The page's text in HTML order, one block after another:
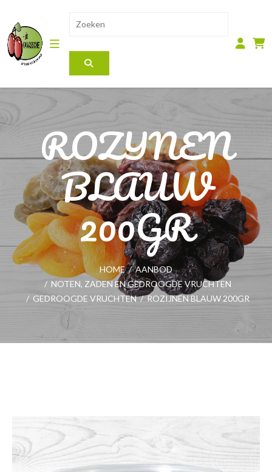
ROZIJNEN
BLAUW
200GR
HOME / AANBOD
/ NOTEN, ZADEN EN GEDROOGDE VRUCHTEN
/ GEDROOGDE VRUCHTEN / ROZIJNEN BLAUW 200GR